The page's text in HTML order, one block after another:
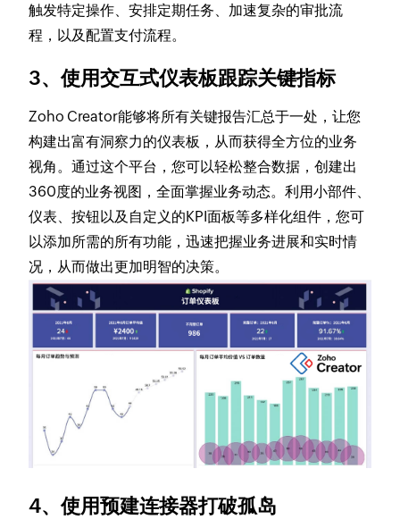
触发特定操作、安排定期任务、加速复杂的审批流
程，以及配置支付流程。
3、使用交互式仪表板跟踪关键指标
Zoho Creator能够将所有关键报告汇总于一处，让您
构建出富有洞察力的仪表板，从而获得全方位的业务
视角。通过这个平台，您可以轻松整合数据，创建出
360度的业务视图，全面掌握业务动态。利用小部件、
仪表、按钮以及自定义的KPI面板等多样化组件，您可
以添加所需的所有功能，迅速把握业务进展和实时情
况，从而做出更加明智的决策。
4、使用预建连接器打破孤岛